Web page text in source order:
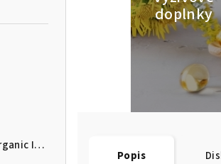
TRIPHALA kapsuly 60 ks Bio Organic India
doplnky
Popis